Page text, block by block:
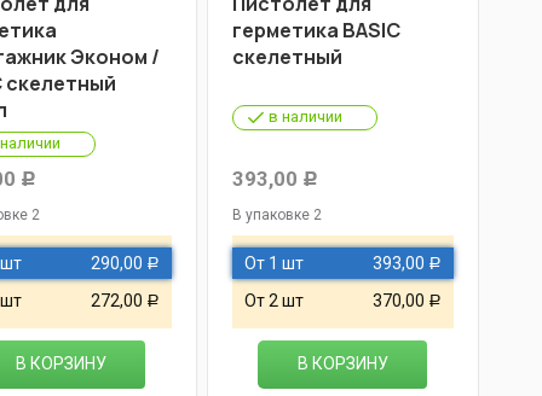
Эконом /
Р
2
290,00 Р
272,00 Р
В КОРЗИНУ
герметика BASIC
скелетный
в наличии
393,00 Р
В упаковке 2
От 1 шт 393,00 Р
От 2 шт 370,00 Р
В КОРЗИНУ